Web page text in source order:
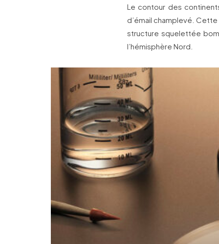
Le contour des
d’émail champlevé.
structure squelettée
l’hémisphère Nord.